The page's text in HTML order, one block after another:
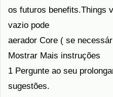
os futuros benefits.Things
vazio pode
aerador Core ( se
Mostrar Mais instruções
1 Pergunte ao seu
sugestões.